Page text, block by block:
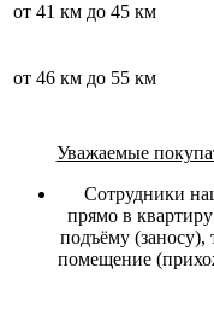
от 41 км до 45 км
от 46 км до 55 км
Уважаемые
Сотрудники
прямо в
подъёму (заносу),
помещение